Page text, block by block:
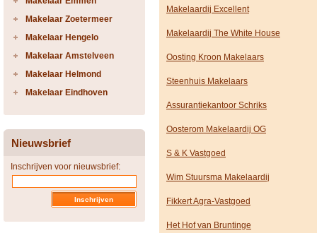
Makelaar Zoetermeer
Makelaar Hengelo
Makelaar Amstelveen
Makelaar Helmond
Makelaar Eindhoven
Nieuwsbrief
Inschrijven voor nieuwsbrief:
Makelaardij Excellent
Makelaardij The White House
Oosting Kroon Makelaars
Steenhuis Makelaars
Assurantiekantoor Schriks
Oosterom Makelaardij OG
S & K Vastgoed
Wim Stuursma Makelaardij
Fikkert Agra-Vastgoed
Het Hof van Bruntinge